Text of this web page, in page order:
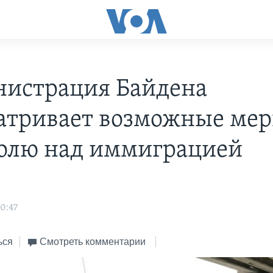
Байдена
возможные
над иммиграцией
Смотреть комментарии